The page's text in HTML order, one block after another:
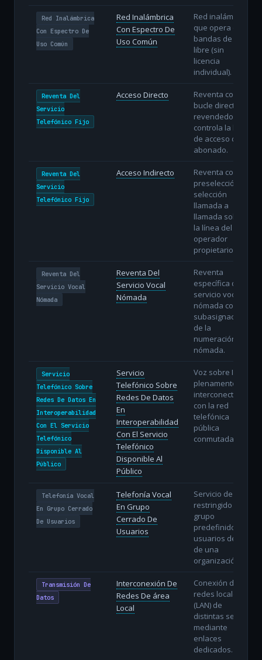
Red Inalámbrica
Con Espectro De
Uso Común
Red Inalámbrica
Con Espectro De
Uso Común
Red inalámbrica
que opera en
bandas de uso
libre (sin
licencia
individual).
Reventa Del
Servicio
Telefónico Fijo
Acceso Directo
Reventa con
bucle directo: el
revendedor
controla la línea
de acceso del
abonado.
Reventa Del
Servicio
Telefónico Fijo
Acceso Indirecto
Reventa con
preselección o
selección
llamada a
llamada sobre
la línea del
operador
propietario.
Reventa Del
Servicio Vocal
Nómada
Reventa Del
Servicio Vocal
Nómada
Reventa
específica del
servicio vocal
nómada con
subasignación
de la
numeración
nómada.
Servicio
Telefónico Sobre
Redes De Datos En
Interoperabilidad
Con El Servicio
Telefónico
Disponible Al
Público
Servicio
Telefónico Sobre
Redes De Datos
En
Interoperabilidad
Con El Servicio
Telefónico
Disponible Al
Público
Voz sobre IP
plenamente
interconectada
con la red
telefónica
pública
conmutada.
Telefonía Vocal
En Grupo Cerrado
De Usuarios
Telefonía Vocal
En Grupo
Cerrado De
Usuarios
Servicio de voz
restringido a un
grupo
predefinido de
usuarios dentro
de una
organización.
Transmisión De
Datos
Interconexión De
Redes De área
Local
Conexión de
redes locales
(LAN) de
distintas sedes
mediante
enlaces
dedicados.